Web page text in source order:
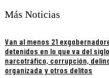
Más Noticias
Van al menos 21
detenidos en lo que va del
narcotráfico, corrupción,
organizada y otros delitos